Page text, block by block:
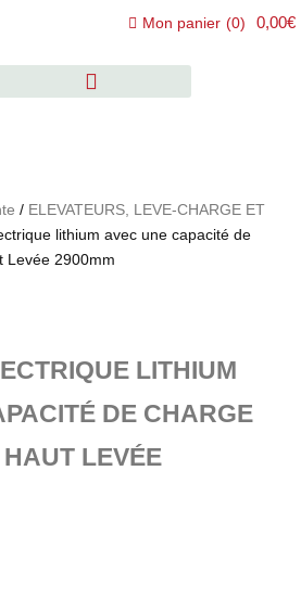
Mon panier (0) 0,00€
/ ELEVATEURS, LEVE-CHARGE ET
lithium avec une capacité de
Levée 2900mm
LITHIUM
DE CHARGE
LEVÉE